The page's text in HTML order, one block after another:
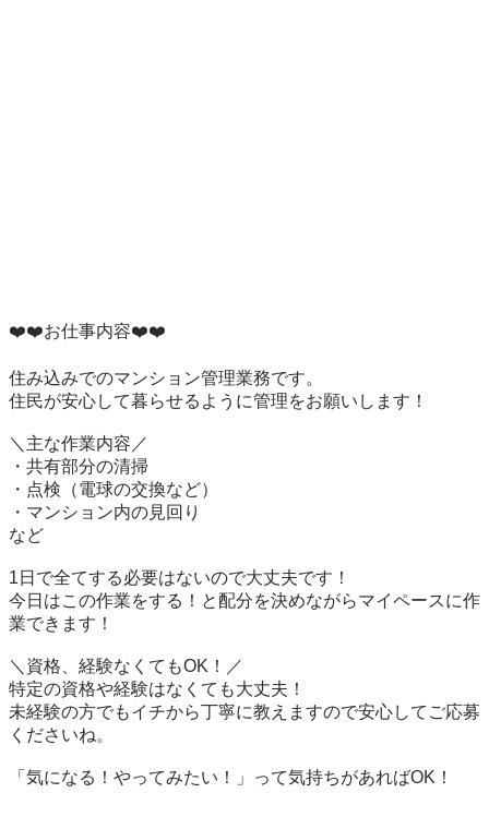
❤️❤️お仕事内容❤️❤️
住み込みでのマンション管理業務です。
住民が安心して暮らせるように管理をお願いします！
＼主な作業内容／
・共有部分の清掃
・点検（電球の交換など）
・マンション内の見回り
など
1日で全てする必要はないので大丈夫です！
今日はこの作業をする！と配分を決めながらマイペースに作
業できます！
＼資格、経験なくてもOK！／
特定の資格や経験はなくても大丈夫！
未経験の方でもイチから丁寧に教えますので安心してご応募
くださいね。
「気になる！やってみたい！」って気持ちがあればOK！